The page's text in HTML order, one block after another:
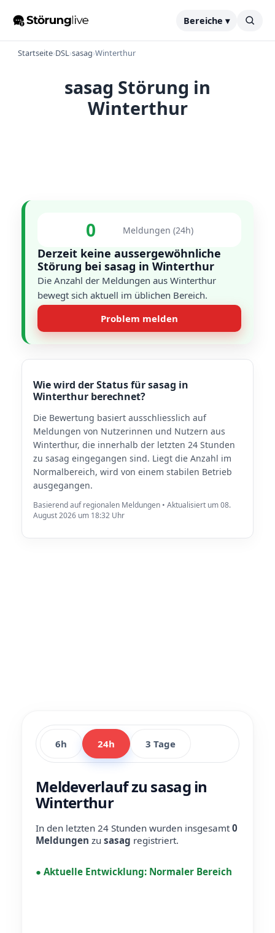
Bereiche ▾
Startseite›DSL›sasag›Winterthur
sasag Störung in
Winterthur
0 Meldungen (24h)
Derzeit keine aussergewöhnliche
Störung bei sasag in Winterthur
Die Anzahl der Meldungen aus Winterthur
bewegt sich aktuell im üblichen Bereich.
Problem melden
Wie wird der Status für sasag in
Winterthur berechnet?
Die Bewertung basiert ausschliesslich auf
Meldungen von Nutzerinnen und Nutzern aus
Winterthur, die innerhalb der letzten 24 Stunden
zu sasag eingegangen sind. Liegt die Anzahl im
Normalbereich, wird von einem stabilen Betrieb
ausgegangen.
Basierend auf regionalen Meldungen • Aktualisiert um 08.
August 2026 um 18:32 Uhr
6h 24h 3 Tage
Meldeverlauf zu sasag in
Winterthur
In den letzten 24 Stunden wurden insgesamt0
Meldungen zu sasag registriert.
● Aktuelle Entwicklung: Normaler Bereich